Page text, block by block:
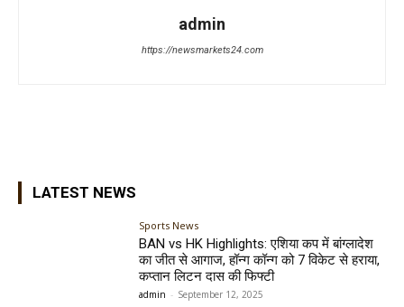
admin
https://newsmarkets24.com
LATEST NEWS
Sports News
BAN vs HK Highlights: एशिया कप में बांग्लादेश
का जीत से आगाज, हॉन्ग कॉन्ग को 7 विकेट से हराया,
कप्तान लिटन दास की फिफ्टी
admin - September 12, 2025